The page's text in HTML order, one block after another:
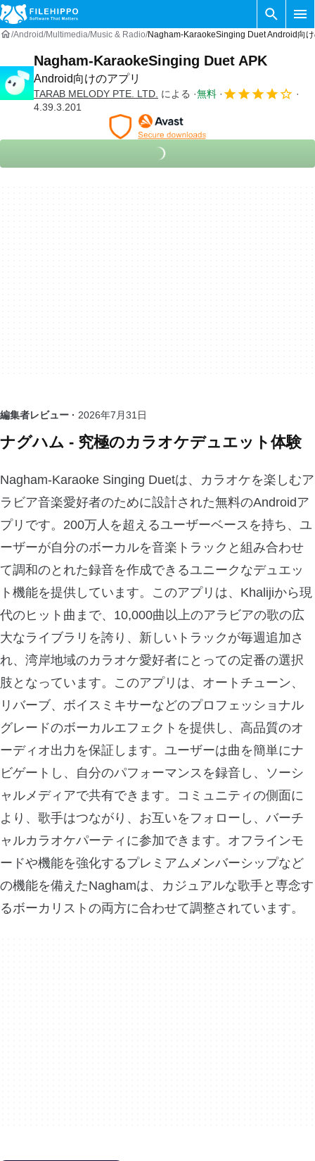
Android Multimedia Music & Radio Nagham-KaraokeSinging Duet Android向
Nagham-KaraokeSinging Duet APK
Android向けのアプリ
TARAB MELODY PTE. LTD. による
無料
4.39.3.201
編集者レビュー · 2026年7月31日
ナグハム - 究極のカラオケデュエット体験
Nagham-Karaoke Singing Duetは、カラオケを楽しむア
ラビア音楽愛好者のために設計された無料のAndroidア
プリです。200万人を超えるユーザーベースを持ち、ユ
ーザーが自分のボーカルを音楽トラックと組み合わせ
て調和のとれた録音を作成できるユニークなデュエッ
ト機能を提供しています。このアプリは、Khalijiから現
代のヒット曲まで、10,000曲以上のアラビアの歌の広
大なライブラリを誇り、新しいトラックが毎週追加さ
れ、湾岸地域のカラオケ愛好者にとっての定番の選択
肢となっています。このアプリは、オートチューン、
リバーブ、ボイスミキサーなどのプロフェッショナル
グレードのボーカルエフェクトを提供し、高品質のオ
ーディオ出力を保証します。ユーザーは曲を簡単にナ
ビゲートし、自分のパフォーマンスを録音し、ソーシ
ャルメディアで共有できます。コミュニティの側面に
より、歌手はつながり、お互いをフォローし、バーチ
ャルカラオケパーティに参加できます。オフラインモ
ードや機能を強化するプレミアムメンバーシップなど
の機能を備えたNaghamは、カジュアルな歌手と専念す
るボーカリストの両方に合わせて調整されています。